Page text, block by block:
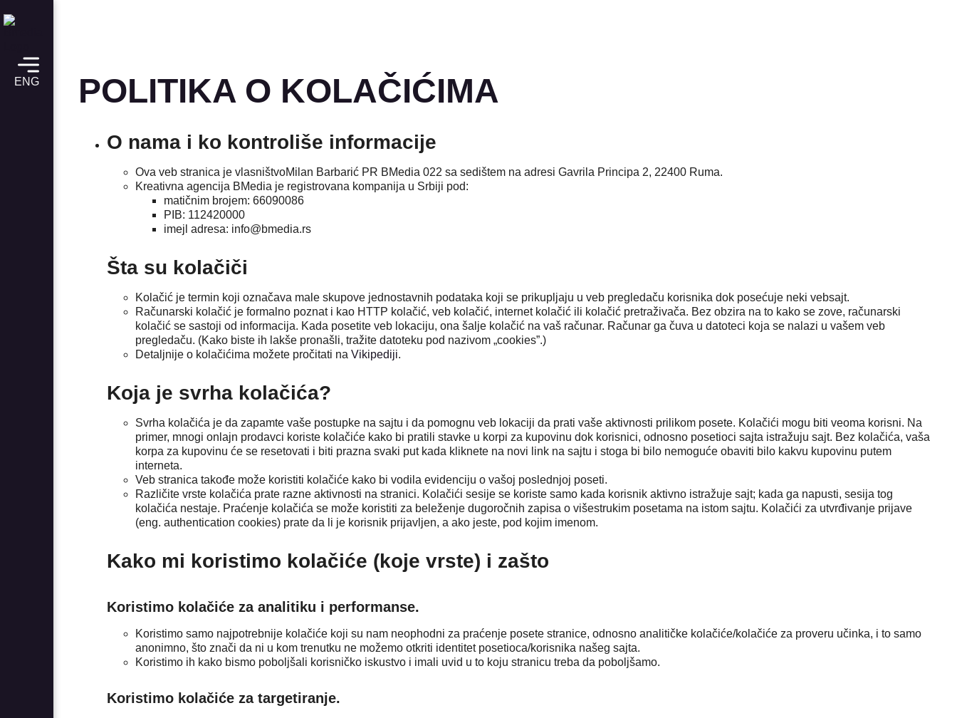
ENG POLITIKA O KOLAČIĆIMA​
O nama i ko kontroliše informacije
Ova veb stranica je vlasništvoMilan Barbarić PR BMedia 022 sa sedištem na adresi Gavrila Principa 2, 22400 Ruma.
Kreativna agencija BMedia je registrovana kompanija u Srbiji pod:
matičnim brojem: 66090086
PIB: 112420000
imejl adresa: info@bmedia.rs
Šta su kolačiči
Kolačić je termin koji označava male skupove jednostavnih podataka koji se prikupljaju u veb pregledaču korisnika dok posećuje neki vebsajt.
Računarski kolačić je formalno poznat i kao HTTP kolačić, veb kolačić, internet kolačić ili kolačić pretraživača. Bez obzira na to kako se zove, računarski
kolačić se sastoji od informacija. Kada posetite veb lokaciju, ona šalje kolačić na vaš računar. Računar ga čuva u datoteci koja se nalazi u vašem veb
pregledaču. (Kako biste ih lakše pronašli, tražite datoteku pod nazivom „cookies”.)
Detaljnije o kolačićima možete pročitati na Vikipediji.
Koja je svrha kolačića?
Svrha kolačića je da zapamte vaše postupke na sajtu i da pomognu veb lokaciji da prati vaše aktivnosti prilikom posete. Kolačići mogu biti veoma korisni. Na
primer, mnogi onlajn prodavci koriste kolačiće kako bi pratili stavke u korpi za kupovinu dok korisnici, odnosno posetioci sajta istražuju sajt. Bez kolačića, vaša
korpa za kupovinu će se resetovati i biti prazna svaki put kada kliknete na novi link na sajtu i stoga bi bilo nemoguće obaviti bilo kakvu kupovinu putem
interneta.
Veb stranica takođe može koristiti kolačiće kako bi vodila evidenciju o vašoj poslednjoj poseti.
Različite vrste kolačića prate razne aktivnosti na stranici. Kolačići sesije se koriste samo kada korisnik aktivno istražuje sajt; kada ga napusti, sesija tog
kolačića nestaje. Praćenje kolačića se može koristiti za beleženje dugoročnih zapisa o višestrukim posetama na istom sajtu. Kolačići za utvrđivanje prijave
(eng. authentication cookies) prate da li je korisnik prijavljen, a ako jeste, pod kojim imenom.
Kako mi koristimo kolačiće (koje vrste) i zašto
Koristimo kolačiće za analitiku i performanse.
Koristimo samo najpotrebnije kolačiće koji su nam neophodni za praćenje posete stranice, odnosno analitičke kolačiće/kolačiće za proveru učinka, i to samo
anonimno, što znači da ni u kom trenutku ne možemo otkriti identitet posetioca/korisnika našeg sajta.
Koristimo ih kako bismo poboljšali korisničko iskustvo i imali uvid u to koju stranicu treba da poboljšamo.
Koristimo kolačiće za targetiranje.